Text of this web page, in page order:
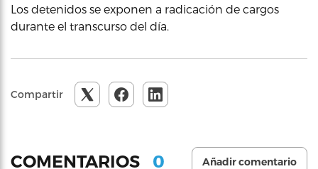
Los detenidos se exponen a radicación de cargos
durante el transcurso del día.
Compartir
COMENTARIOS 0 Añadir comentario